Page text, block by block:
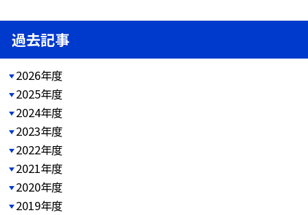
過去記事
2026年度
2025年度
2024年度
2023年度
2022年度
2021年度
2020年度
2019年度